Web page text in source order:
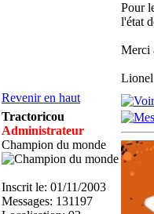
Pour
l'état
Merci
Lionel
Revenir en haut
Tractoricou
Administrateur
Champion du monde
Inscrit le: 01/11/2003
Messages: 131197